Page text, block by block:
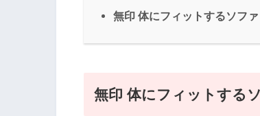
無印 体にフィットするソフ
無印 体にフィットする